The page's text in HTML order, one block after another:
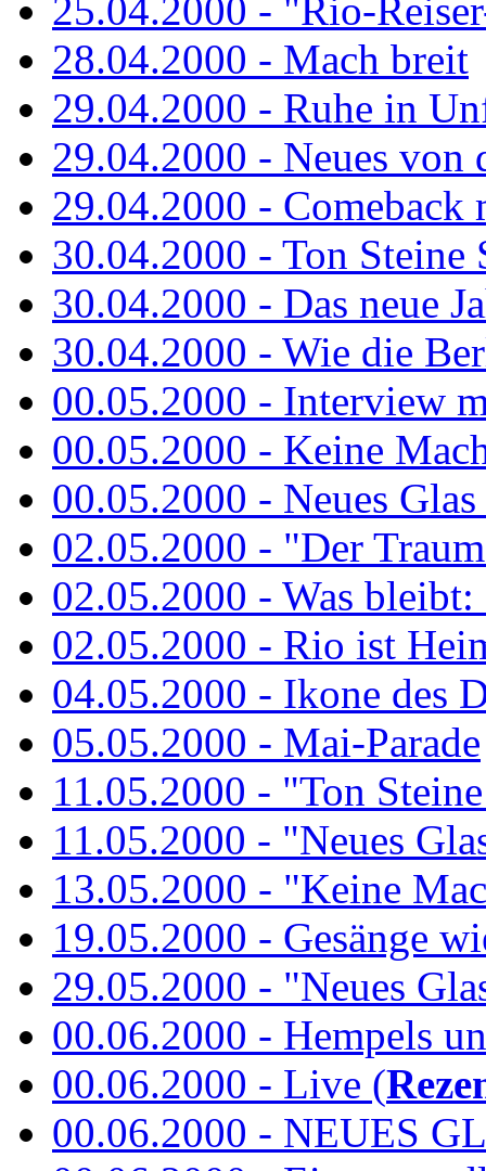
25.04.2000 - "Rio-
28.04.2000 - Mach breit
29.04.2000 - Ruhe in
29.04.2000 - Neues von
29.04.2000 - Comeback
30.04.2000 - Ton Steine
30.04.2000 - Das neue
30.04.2000 - Wie die
00.05.2000 - Interview
00.05.2000 - Keine
00.05.2000 - Neues Glas
02.05.2000 - "Der
02.05.2000 - Was bleibt:
02.05.2000 - Rio ist
04.05.2000 - Ikone des
05.05.2000 - Mai-Parade
11.05.2000 - "Ton
11.05.2000 - "Neues
13.05.2000 - "Keine
19.05.2000 - Gesänge
29.05.2000 - "Neues
00.06.2000 - Hempels
00.06.2000 - Live (
00.06.2000 - NEUES